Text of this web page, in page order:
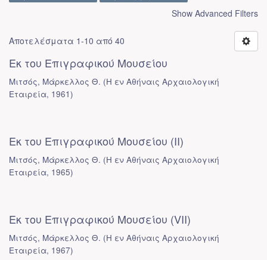
Show Advanced Filters
Αποτελέσματα 1-10 από 40
Εκ του Επιγραφικού Μουσείου
Μιτσός, Μάρκελλος Θ. (Η εν Αθήναις Αρχαιολογική
Εταιρεία, 1961)
Εκ του Επιγραφικού Μουσείου (II)
Μιτσός, Μάρκελλος Θ. (Η εν Αθήναις Αρχαιολογική
Εταιρεία, 1965)
Εκ του Επιγραφικού Μουσείου (VII)
Μιτσός, Μάρκελλος Θ. (Η εν Αθήναις Αρχαιολογική
Εταιρεία, 1967)